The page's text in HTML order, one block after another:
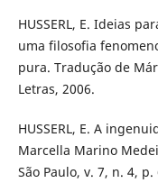
HUSSERL, E. Ideias
uma filosofia
pura. Tradução de
Letras, 2006.
HUSSERL, E. A
Marcella Marino
São Paulo, v. 7, n. 4,